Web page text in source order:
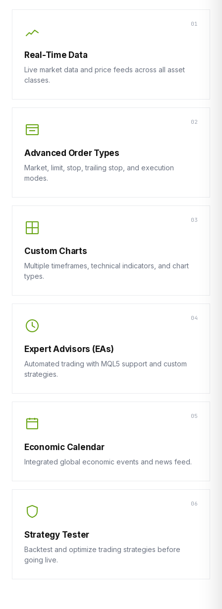
01
Real-Time Data
Live market data and price feeds across all asset
classes.
02
Advanced Order Types
Market, limit, stop, trailing stop, and execution
modes.
03
Custom Charts
Multiple timeframes, technical indicators, and chart
types.
04
Expert Advisors (EAs)
Automated trading with MQL5 support and custom
strategies.
05
Economic Calendar
Integrated global economic events and news feed.
06
Strategy Tester
Backtest and optimize trading strategies before
going live.